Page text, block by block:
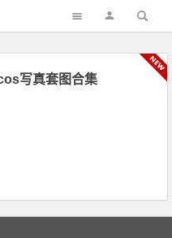
写真套图合集